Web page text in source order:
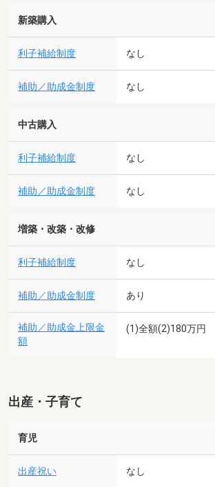
新築購入
利子補給制度 なし
補助／助成金制度 なし
中古購入
利子補給制度 なし
補助／助成金制度 なし
増築・改築・改修
利子補給制度 なし
補助／助成金制度 あり
補助／助成金上限金
額
(1)全額(2)180万円
出産・子育て
育児
出産祝い なし